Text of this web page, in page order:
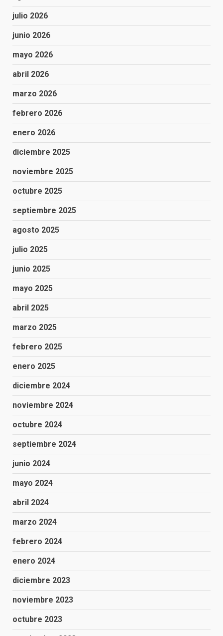
julio 2026
junio 2026
mayo 2026
abril 2026
marzo 2026
febrero 2026
enero 2026
diciembre 2025
noviembre 2025
octubre 2025
septiembre 2025
agosto 2025
julio 2025
junio 2025
mayo 2025
abril 2025
marzo 2025
febrero 2025
enero 2025
diciembre 2024
noviembre 2024
octubre 2024
septiembre 2024
junio 2024
mayo 2024
abril 2024
marzo 2024
febrero 2024
enero 2024
diciembre 2023
noviembre 2023
octubre 2023